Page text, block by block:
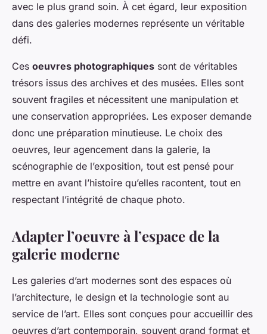
avec le plus grand soin. À cet égard, leur exposition
dans des galeries modernes représente un véritable
défi.
Ces oeuvres photographiques sont de véritables
trésors issus des archives et des musées. Elles sont
souvent fragiles et nécessitent une manipulation et
une conservation appropriées. Les exposer demande
donc une préparation minutieuse. Le choix des
oeuvres, leur agencement dans la galerie, la
scénographie de l’exposition, tout est pensé pour
mettre en avant l’histoire qu’elles racontent, tout en
respectant l’intégrité de chaque photo.
Adapter l’oeuvre à l’espace de la
galerie moderne
Les galeries d’art modernes sont des espaces où
l’architecture, le design et la technologie sont au
service de l’art. Elles sont conçues pour accueillir des
oeuvres d’art contemporain, souvent grand format et